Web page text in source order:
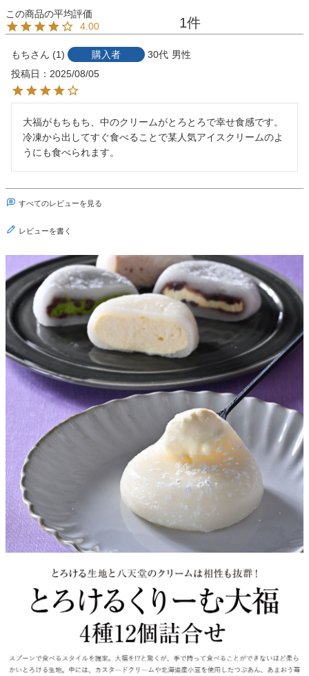
4.00 1
もち 1 購入者 30代 男性
投稿日
2025/08/05
大福がもちもち、中のクリームがとろとろで幸せ食感です。
冷凍から出してすぐ食べることで某人気アイスクリームのよ
うにも食べられます。
すべてのレビューを見る
レビューを書く